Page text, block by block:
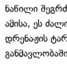
ნაწილი
ამისა, ეს
დრენაჟის